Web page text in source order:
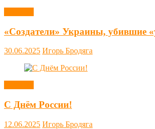
«Создатели» Украины, убившие
30.06.2025 Игорь Бродяга
С Днём России!
12.06.2025 Игорь Бродяга